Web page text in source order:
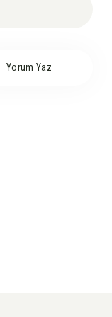
Yorum Yaz